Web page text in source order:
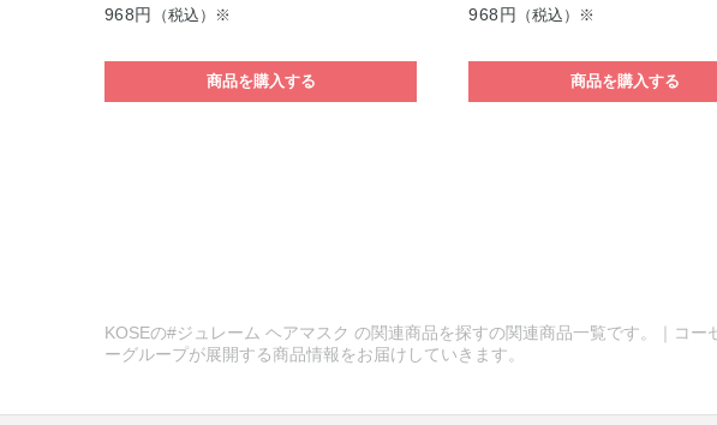
968円
（税込）※
商品を購入する
968円
（税込）※
商品を購入する
KOSEの#ジュレーム ヘアマスク の関連商品を探すの関連商品一覧です。｜コ
ーグループが展開する商品情報をお届けしていきます。